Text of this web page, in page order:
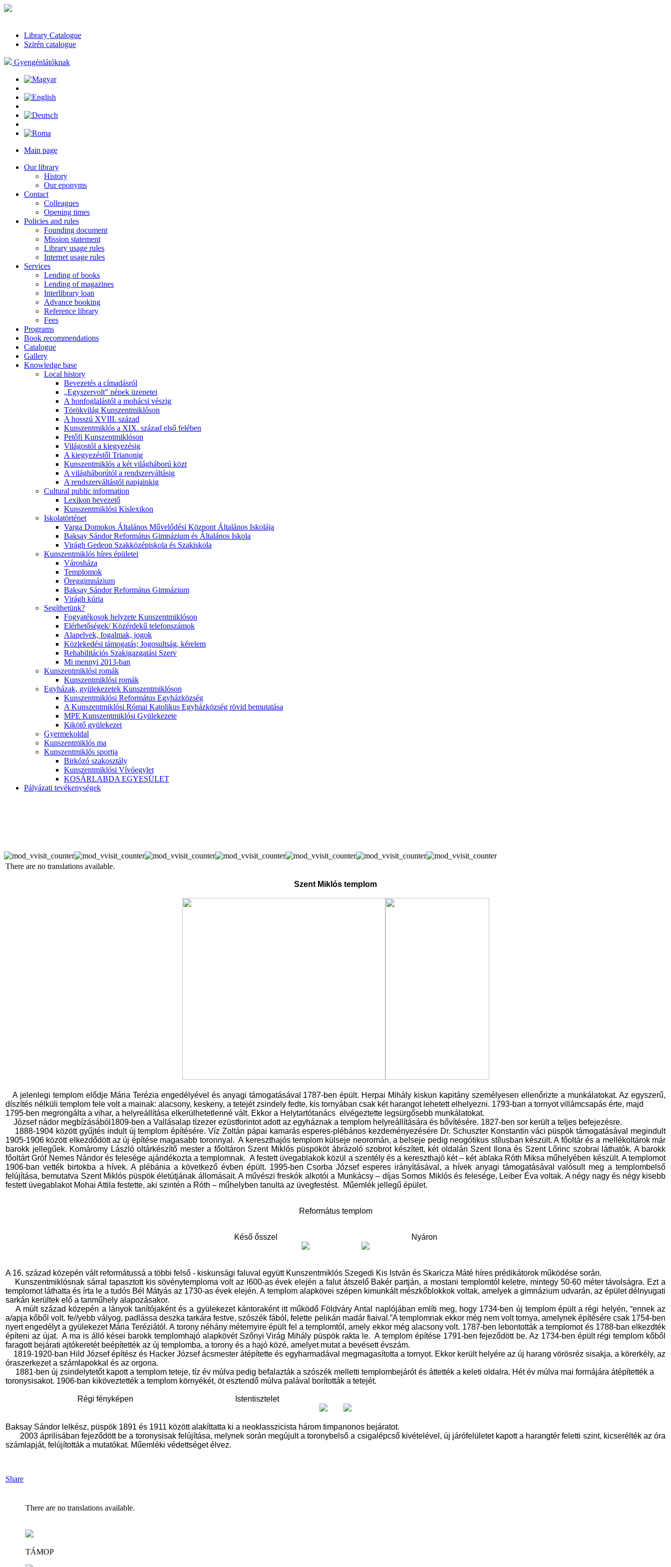
Library Catalogue
Szirén catalogue
Gyengénlátóknak
Main page
Our library
History
Our eponyms
Contact
Colleagues
Opening times
Policies and rules
Founding document
Mission statement
Library usage rules
Internet usage rules
Services
Lending of books
Lending of magazines
Interlibrary loan
Advance booking
Reference library
Fees
Programs
Book recommendations
Catalogue
Gallery
Knowledge base
Local history
Bevezetés a címadásról
„Egyszervolt” népek üzenetei
A honfoglalástól a mohácsi vészig
Törökvilág Kunszentmiklóson
A hosszú XVIII. század
Kunszentmiklós a XIX. század első felében
Petőfi Kunszentmiklóson
Világostól a kiegyezésig
A kiegyezéstől Trianonig
Kunszentmiklós a két világháború közt
A világháborútól a rendszerváltásig
A rendszerváltástól napjainkig
Cultural public information
Lexikon bevezető
Kunszentmiklósi Kislexikon
Iskolatörténet
Varga Domokos Általános Művelődési Központ Általános Iskolája
Baksay Sándor Református Gimnázium és Általános Iskola
Virágh Gedeon Szakközépiskola és Szakiskola
Kunszentmiklós híres épületei
Városháza
Templomok
Öreggimnázium
Baksay Sándor Református Gimnázium
Virágh kúria
Segíthetünk?
Fogyatékosok helyzete Kunszentmiklóson
Elérhetőségek/ Közérdekű telefonszámok
Alapelvek, fogalmak, jogok
Közlekedési támogatás; Jogosultság, kérelem
Rehabilitációs Szakigazgatási Szerv
Mi mennyi 2013-ban
Kunszentmiklósi romák
Kunszentmiklósi romák
Egyházak, gyülekezetek Kunszentmiklóson
Kunszentmiklósi Református Egyházközség
A Kunszentmiklósi Római Katolikus Egyházközség rövid bemutatása
MPE Kunszentmiklósi Gyülekezete
Kikötő gyülekezet
Gyermekoldal
Kunszentmiklós ma
Kunszentmiklós sportja
Birkózó szakosztály
Kunszentmiklósi Vívóegylet
KOSÁRLABDA EGYESÜLET
Pályázati tevékenységek
There are no translations available.
Szent Miklós templom
A jelenlegi templom elődje Mária Terézia engedélyével és anyagi támogatásával 1787-ben épült. Herpai Mihály kiskun kapitány személyesen ellenőrizte a munkálatokat. Az egyszerű,
díszítés nélküli templom fele volt a mainak: alacsony, keskeny, a tetejét zsindely fedte, kis tornyában csak két harangot lehetett elhelyezni. 1793-ban a tornyot villámcsapás érte, majd
1795-ben megrongálta a vihar, a helyreállítása elkerülhetetlenné vált. Ekkor a Helytartótanács elvégeztette legsürgősebb munkálatokat.
József nádor megbízásából1809-ben a Vallásalap tízezer ezüstforintot adott az egyháznak a templom helyreállítására és bővítésére. 1827-ben sor került a teljes befejezésre.
1888-1904 között gyűjtés indult új templom építésére. Víz Zoltán pápai kamarás esperes-plébános kezdeményezésére Dr. Schuszter Konstantin váci püspök támogatásával megindult
1905-1906 között elkezdődött az új építése magasabb toronnyal. A kereszthajós templom külseje neoromán, a belseje pedig neogótikus stílusban készült. A főoltár és a mellékoltárok már
barokk jellegűek. Komáromy László oltárkészítő mester a főoltáron Szent Miklós püspököt ábrázoló szobrot készített, két oldalán Szent Ilona és Szent Lőrinc szobrai láthatók. A barokk
főoltárt Gróf Nemes Nándor és felesége ajándékozta a templomnak. A festett üvegablakok közül a szentély és a kereszthajó két – két ablaka Róth Miksa műhelyében készült. A templomot
1906-ban vették birtokba a hívek. A plébánia a következő évben épült. 1995-ben Csorba József esperes irányításával, a hívek anyagi támogatásával valósult meg a templombelső
felújítása, bemutatva Szent Miklós püspök életútjának állomásait. A művészi freskók alkotói a Munkácsy – díjas Somos Miklós és felesége, Leiber Éva voltak. A négy nagy és négy kisebb
festett üvegablakot Mohai Attila festette, aki szintén a Róth – műhelyben tanulta az üvegfestést.
Műemlék jellegű épület.
Református templom
Késő ősszel Nyáron
A 16. század közepén vált reformátussá a többi felső - kiskunsági faluval együtt Kunszentmiklós Szegedi Kis István és Skaricza Máté híres prédikátorok működése során.
Kunszentmiklósnak sárral tapasztott kis sövénytemploma volt az l600-as évek elején a falut átszelő Bakér partján, a mostani templomtól keletre, mintegy 50-60 méter távolságra. Ezt a
templomot láthatta és írta le a tudós Bél Mátyás az 1730-as évek elején. A templom alapkövei szépen kimunkált mészkőblokkok voltak, amelyek a gimnázium udvarán, az épület délnyugati
sarkán kerültek elő a tanműhely alapozásakor.
A múlt század közepén a lányok tanítójaként és a gyülekezet kántoraként itt működő Földváry Antal naplójában említi meg, hogy 1734-ben új templom épült a régi helyén, “ennek az
a/apja kőből volt. fe//yebb vályog, padlássa deszka tarkára festve, szószék fából, felette pelikán madár fiaival.”A templomnak ekkor még nem volt tornya, amelynek építésére csak 1754-ben
nyert engedélyt a gyülekezet Mária Teréziától. A torony néhány méternyire épült fel a templomtól, amely ekkor még alacsony volt. 1787-ben lebontották a templomot és 1788-ban elkezdték
építeni az újat. A ma is álló kései barokk templomhajó alapkövét Szőnyi Virág Mihály püspök rakta le. A templom építése 1791-ben fejeződött be. Az 1734-ben épült régi templom kőből
faragott bejárati ajtókeretét beépítették az új templomba, a torony és a hajó közé, amelyet mutat a bevésett évszám.
1819-1920-ban Hild József építész és Hacker József ácsmester átépítette és egyharmadával megmagasította a tornyot. Ekkor került helyére az új harang vörösréz sisakja, a körerkély, az
óraszerkezet a számlapokkal és az orgona.
1881-ben új zsindelytetőt kapott a templom teteje, tíz év múlva pedig befalazták a szószék melletti templombejárót és áttették a keleti oldalra. Hét év múlva mai formájára átépítették a
toronysisakot. 1906-ban kiköveztették a templom környékét, öt esztendő múlva palával borították a tetejét.
Régi fényképen Istentisztelet
Baksay Sándor lelkész, püspök 1891 és 1911 között alakíttatta ki a neoklasszicista három timpanonos bejáratot.
2003 áprilisában fejeződött be a toronysisak felújítása, melynek során megújult a toronybelső a csigalépcső kivételével, új járófelületet kapott a harangtér feletti szint, kicserélték az óra
számlapját, felújították a mutatókat. Műemléki védettséget élvez.
Share
There are no translations available.
TÁMOP